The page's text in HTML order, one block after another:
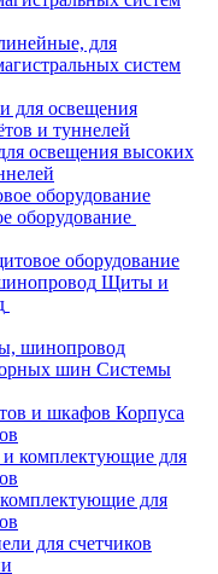
для
систем
освещения высоких
оборудование
оборудование
Щиты и
шинопровод
Системы
Корпуса
для